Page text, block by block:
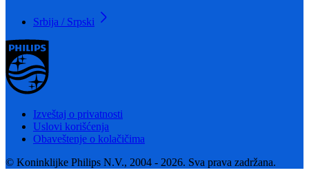
Srbija / Srpski
Izveštaj o privatnosti
Uslovi korišćenja
Obaveštenje o kolačičima
© Koninklijke Philips N.V., 2004 - 2026. Sva prava zadržana.